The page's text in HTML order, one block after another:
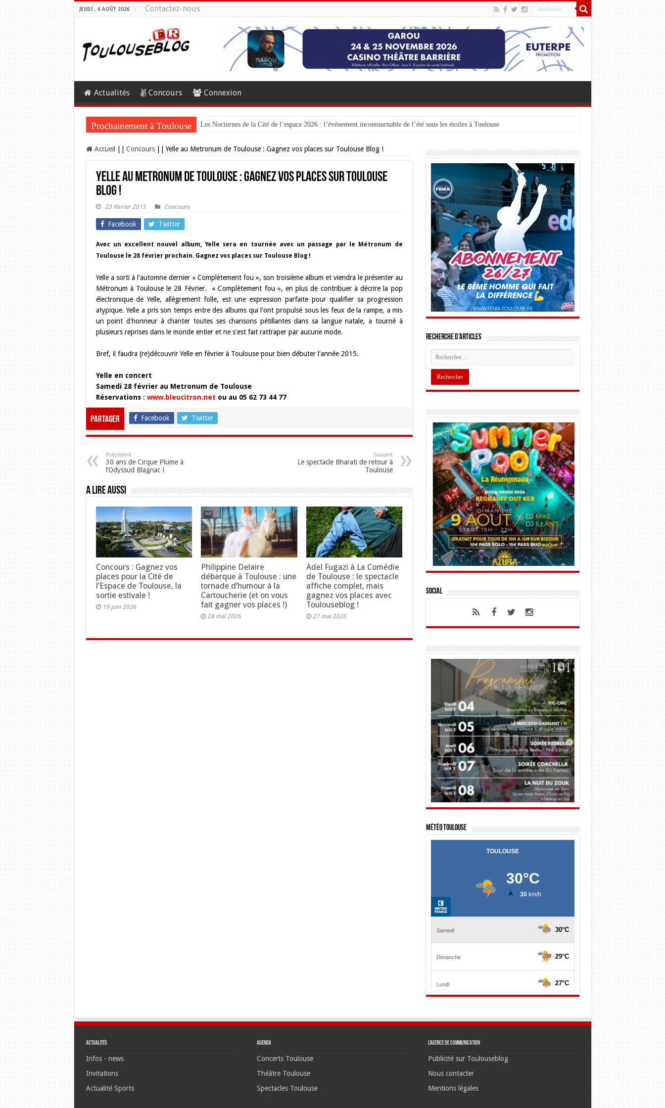
JEUDI , 6 AOÛT 2026 Contactez-nous
Actualités Concours Connexion
Prochainement à Toulouse Les Nocturnes de la Cité de l’espace 2026 : l’événement incontournable de l’été sous les étoiles à Toulouse
Accueil Concours Yelle au Metronum de Toulouse : Gagnez vos places sur Toulouse Blog !
Yelle au Metronum de Toulouse : Gagnez vos places sur Toulouse
Blog !
23 février 2015 Concours
Facebook Twitter
Avec un excellent nouvel album, Yelle sera en tournée avec un passage par le Métronum de
Toulouse le 28 février prochain. Gagnez vos places sur Toulouse Blog !
Yelle a sorti à l'automne dernier « Complètement fou », son troisième album et viendra le présenter au
Métronum à Toulouse le 28 Février. « Complètement fou », en plus de contribuer à décrire la pop
électronique de Yelle, allègrement folle, est une expression parfaite pour qualifier sa progression
atypique. Yelle a pris son temps entre des albums qui l'ont propulsé sous les feux de la rampe, a mis
un point d'honneur à chanter toutes ses chansons pétillantes dans sa langue natale, a tourné à
plusieurs reprises dans le monde entier et ne s'est fait rattraper par aucune mode.
Bref, il faudra (re)découvrir Yelle en février à Toulouse pour bien débuter l'année 2015.
Yelle en concert
Samedi 28 février au Metronum de Toulouse
Réservations : www.bleucitron.net ou au 05 62 73 44 77
Partager Facebook Twitter
Précédent
30 ans de Cirque Plume à
l’Odyssud Blagnac !
Suivant
Le spectacle Bharati de retour à
Toulouse
A lire aussi
Concours : Gagnez vos
places pour la Cité de
l’Espace de Toulouse, la
sortie estivale !
19 juin 2026
Philippine Delaire
débarque à Toulouse : une
tornade d’humour à la
Cartoucherie (et on vous
fait gagner vos places !)
28 mai 2026
Adel Fugazi à La Comédie
de Toulouse : le spectacle
affiche complet, mais
gagnez vos places avec
Toulouseblog !
27 mai 2026
Recherche d’articles
Social
Météo Toulouse
Actualités
Infos - news
Invitations
Actualité Sports
Agenda
Concerts Toulouse
Théâtre Toulouse
Spectacles Toulouse
L’agence de communication
Publicité sur Toulouseblog
Nous contacter
Mentions légales